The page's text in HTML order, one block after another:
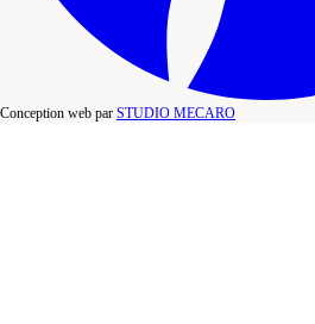
Conception web par STUDIO MECARO